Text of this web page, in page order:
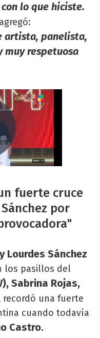
lo que hiciste.
artista, panelista,
muy respetuosa
fuerte cruce
por
Lourdes Sánchez
los pasillos del
Sabrina Rojas,
recordó una fuerte
cuando todavía
Castro.